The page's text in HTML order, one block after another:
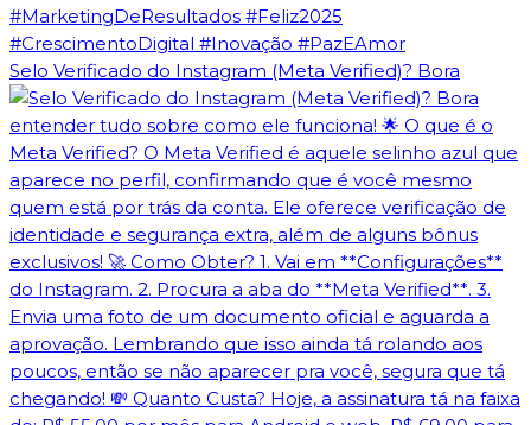
Selo Verificado do Instagram (Meta Verified)? Bora